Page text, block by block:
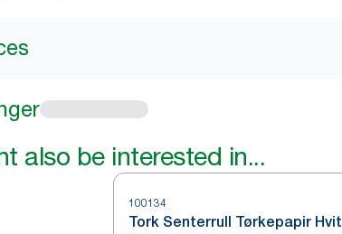
also be interested in...
100134
Tork Senterrull Tørkepapir Hvit